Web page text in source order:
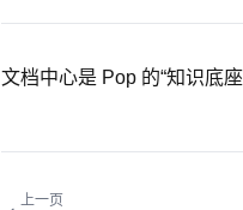
文档中心是 Pop 的“知识底
上一页